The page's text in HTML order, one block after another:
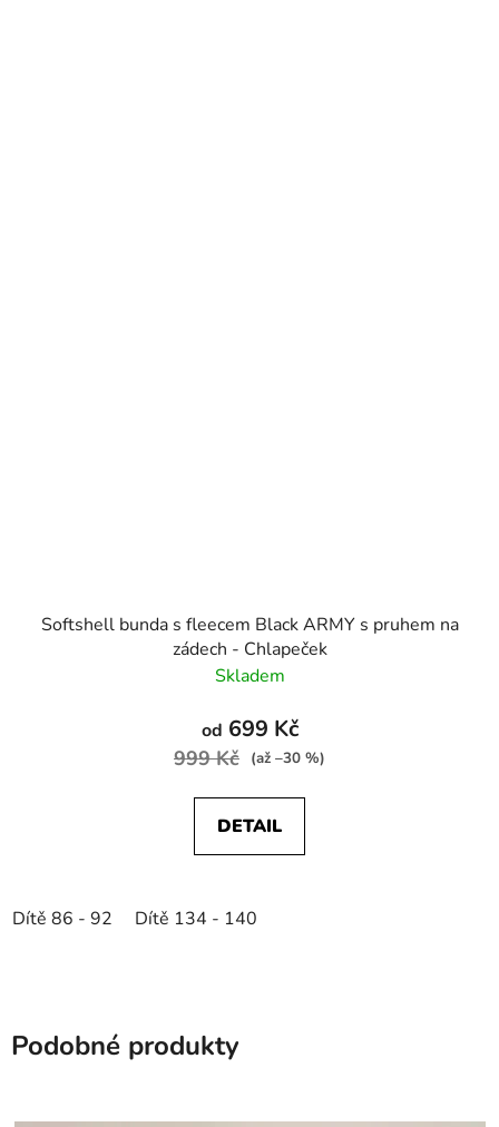
Softshell bunda s fleecem Black ARMY s pruhem na
zádech - Chlapeček
Skladem
od 699 Kč
999 Kč (až –30 %)
DETAIL
Dítě 86 - 92 Dítě 134 - 140
Podobné produkty